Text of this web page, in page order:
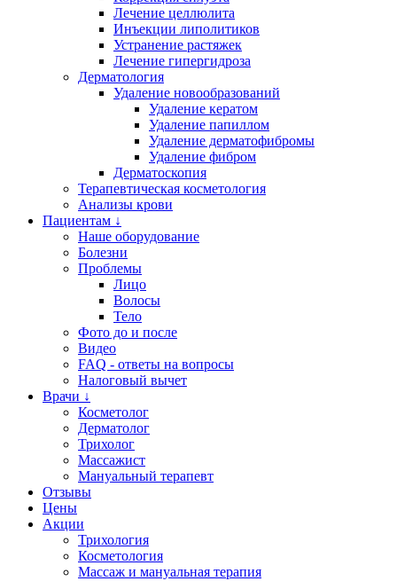
Лечение целлюлита
Инъекции липолитиков
Устранение растяжек
Лечение гипергидроза
Дерматология
Удаление новообразований
Удаление кератом
Удаление папиллом
Удаление дерматофибромы
Удаление фибром
Дерматоскопия
Терапевтическая косметология
Анализы крови
Пациентам ↓
Наше оборудование
Болезни
Проблемы
Лицо
Волосы
Тело
Фото до и после
Видео
FAQ - ответы на вопросы
Налоговый вычет
Врачи ↓
Косметолог
Дерматолог
Трихолог
Массажист
Мануальный терапевт
Отзывы
Цены
Акции
Трихология
Косметология
Массаж и мануальная терапия